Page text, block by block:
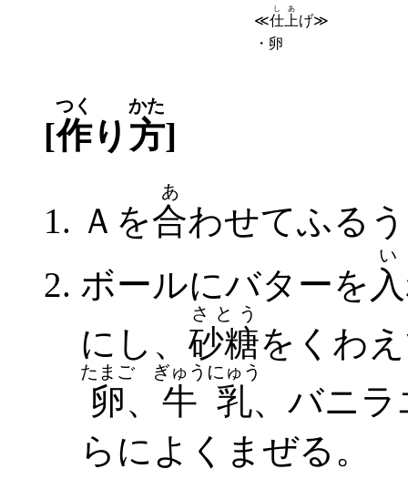
≪仕上
しあ
げ≫
・卵
[作
つく
り 方
かた
]
Ａを合
あ
わせてふる
ボールにバターを 入
い
にし、 砂糖
さとう
をくわ
卵
たまご
、 牛乳
ぎゅうにゅう
、バニ
らによくまぜる。